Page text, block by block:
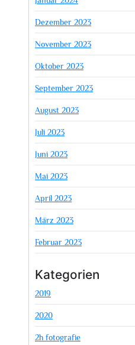
Dezember 2023
November 2023
Oktober 2023
September 2023
August 2023
Juli 2023
Juni 2023
Mai 2023
April 2023
März 2023
Februar 2023
Kategorien
2019
2020
2h fotografie